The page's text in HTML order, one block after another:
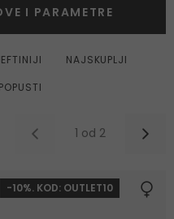
NAJSKUPLJI
1 od 2
I PARAMETRE
-10%. KOD: OUTLET10